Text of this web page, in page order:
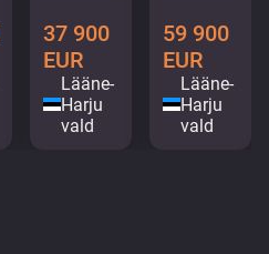
37 900
EUR
Lääne-
Harju
vald
59 900
EUR
Lääne-
Harju
vald